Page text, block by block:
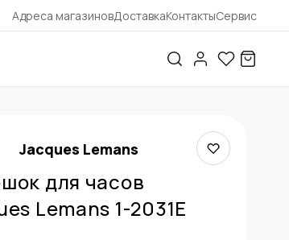
Адреса магазиновДоставкаКонтактыСервис
Jacques Lemans
для часов
Lemans 1-2031E